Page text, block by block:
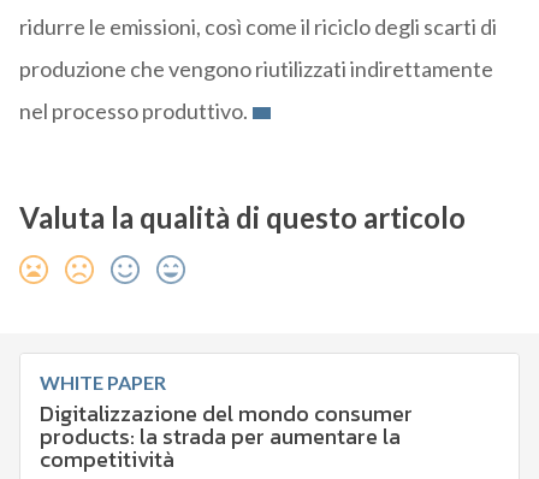
ridurre le emissioni, così come il riciclo degli scarti di
produzione che vengono riutilizzati indirettamente
nel processo produttivo.
Valuta la qualità di questo articolo
WHITE PAPER
Digitalizzazione del mondo consumer
products: la strada per aumentare la
competitività